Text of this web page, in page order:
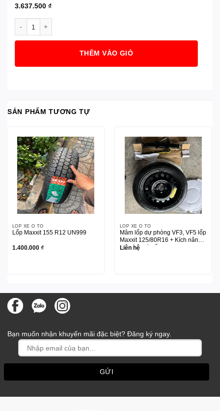
3.637.500 ₫
THÊM VÀO GIỎ
SẢN PHẨM TƯƠNG TỰ
LỐP XE Ô TÔ
Lốp Maxxit 155 R12 UN999
1.400.000 ₫
LỐP XE Ô TÔ
Mâm lốp dự phòng VF3, VF5 lốp
Maxxit 125/80R16 + Kích nâng +
tay đòn tháo ốc
Liên hệ
Bạn muốn nhận khuyến mãi đặc biệt? Đăng ký ngay.